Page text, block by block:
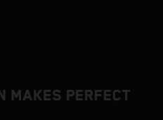
MAKES PERFECT